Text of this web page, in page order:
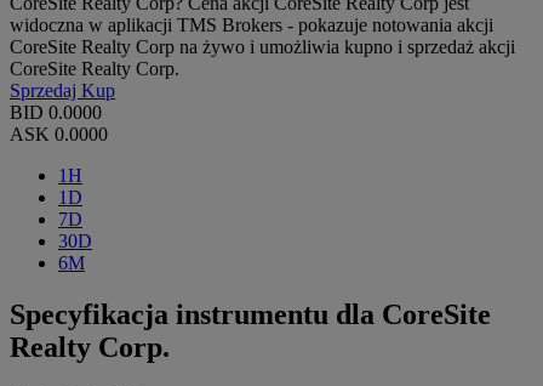
widoczna w aplikacji TMS Brokers - pokazuje notowania akcji
CoreSite Realty Corp na żywo i umożliwia kupno i sprzedaż akcji
CoreSite Realty Corp.
Sprzedaj Kup
BID 0.0000
ASK 0.0000
1H
1D
7D
30D
6M
Specyfikacja instrumentu dla CoreSite
Realty Corp.